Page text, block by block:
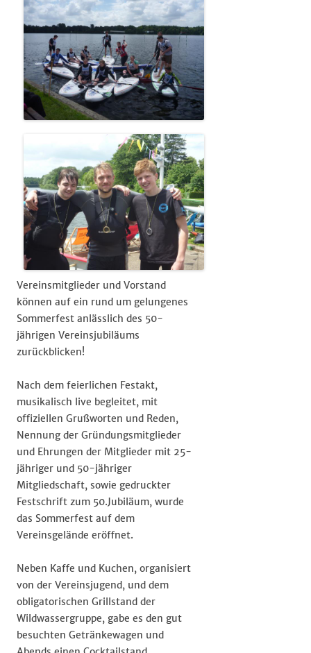
Vereinsmitglieder und Vorstand
können auf ein rund um gelungenes
Sommerfest anlässlich des 50-
jährigen Vereinsjubiläums
zurückblicken!
Nach dem feierlichen Festakt,
musikalisch live begleitet, mit
offiziellen Grußworten und Reden,
Nennung der Gründungsmitglieder
und Ehrungen der Mitglieder mit 25-
jähriger und 50-jähriger
Mitgliedschaft, sowie gedruckter
Festschrift zum 50.Jubiläum, wurde
das Sommerfest auf dem
Vereinsgelände eröffnet.
Neben Kaffe und Kuchen, organisiert
von der Vereinsjugend, und dem
obligatorischen Grillstand der
Wildwassergruppe, gabe es den gut
besuchten Getränkewagen und